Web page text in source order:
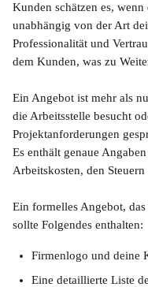
Kunden schätzen es,
unabhängig von der Art
Professionalität und
dem Kunden, was zu
Ein Angebot ist mehr als
die Arbeitsstelle besucht
Projektanforderungen
Es enthält genaue
Arbeitskosten, den
Ein formelles Angebot,
sollte Folgendes enthalten:
Firmenlogo und deine
Eine detaillierte Liste